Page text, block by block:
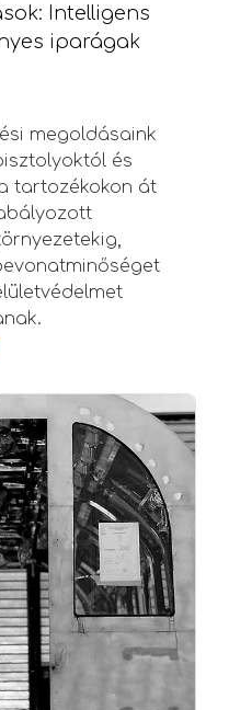
Intelligens
iparágak
megoldásaink
és
tartozékokon át